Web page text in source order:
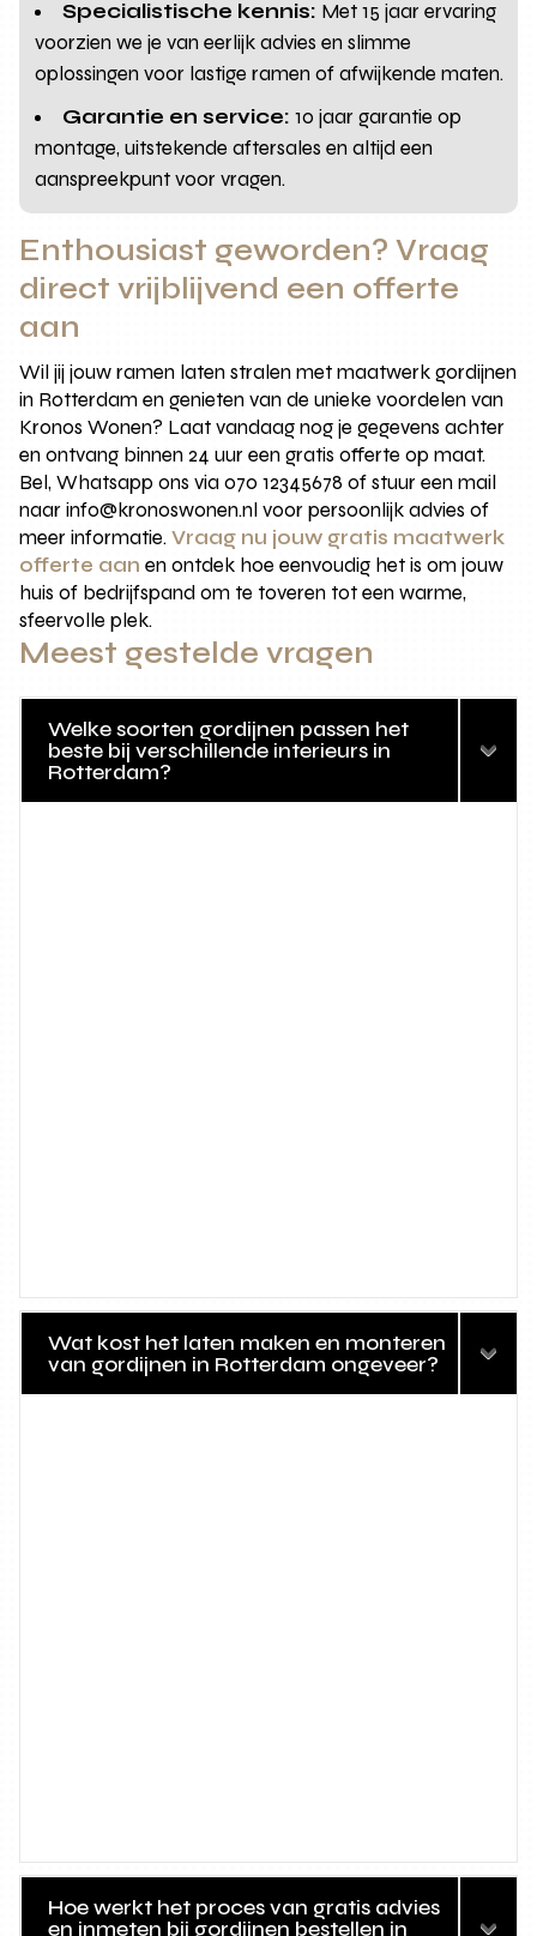
Specialistische kennis: Met 15 jaar ervaring
voorzien we je van eerlijk advies en slimme
oplossingen voor lastige ramen of afwijkende maten.
Garantie en service: 10 jaar garantie op
montage, uitstekende aftersales en altijd een
aanspreekpunt voor vragen.
Enthousiast geworden? Vraag
direct vrijblijvend een offerte
aan
Wil jij jouw ramen laten stralen met maatwerk gordijnen
in Rotterdam en genieten van de unieke voordelen van
Kronos Wonen? Laat vandaag nog je gegevens achter
en ontvang binnen 24 uur een gratis offerte op maat.
Bel, Whatsapp ons via 070 12345678 of stuur een mail
naar info@kronoswonen.nl voor persoonlijk advies of
meer informatie.Vraag nu jouw gratis maatwerk
offerte aan en ontdek hoe eenvoudig het is om jouw
huis of bedrijfspand om te toveren tot een warme,
sfeervolle plek.
Meest gestelde vragen
Welke soorten gordijnen passen het
beste bij verschillende interieurs in
Rotterdam?
Wat kost het laten maken en monteren
van gordijnen in Rotterdam ongeveer?
Hoe werkt het proces van gratis advies
en inmeten bij gordijnen bestellen in